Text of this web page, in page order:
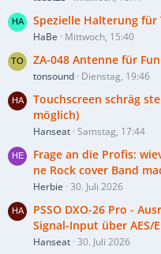
Spezielle Halterung für
HaBe Mittwoch, 15:40
ZA-048 Antenne für
tonsound Dienstag, 19:46
Touchscreen schräg
möglich)
Hanseat Samstag, 17:44
Frage an die Profis:
ne Rock cover Band
Herbie 30. Juli 2026
PSSO DXO-26 Pro -
Signal-Input über AES/
Hanseat 30. Juli 2026